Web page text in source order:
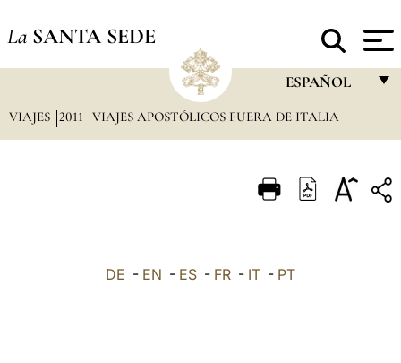
La SANTA SEDE
ESPAÑOL
FRANÇAIS
ITALIANO
VIAJES 2011 VIAJES APOSTÓLICOS FUERA DE ITALIA
DE - EN - ES - FR - IT - PT